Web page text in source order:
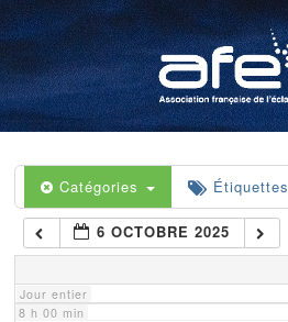
Catégories Étiquettes
6 OCTOBRE 2025
Jour entier
4 h 00 min
5 h 00 min
6 h 00 min
7 h 00 min
8 h 00 min